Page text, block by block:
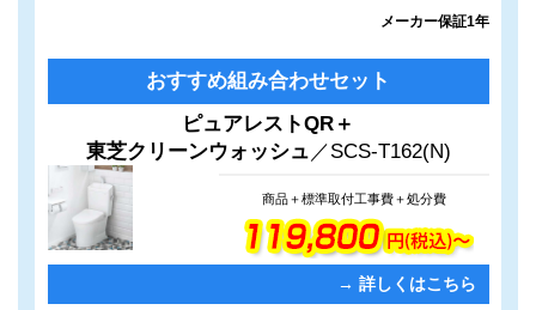
メーカー保証1年
ム
ク
おすすめ組み合わせセット
ピュアレストQR＋
東芝クリーンウォッシュ ／SCS-T162(N)
商品＋標準取付工事費＋処分費
→ 詳しくはこちら
ー
ン
ク